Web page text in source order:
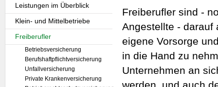
Freiberufler sind -
Angestellte - darauf
eigene Vorsorge
in die Hand zu
Unternehmen an
Leistungen im Überblick
Klein- und Mittelbetriebe
Freiberufler
Betriebsversicherung
Berufshaftpflichtversicherung
Unfallversicherung
Private Krankenversicherung